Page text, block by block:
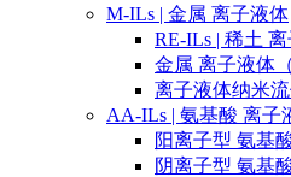
M-ILs | 金属 离子液体
RE-ILs | 稀土
金属 离子液体
离子液体纳米
AA-ILs | 氨基酸 离子
阳离子型 氨基
阴离子型 氨基